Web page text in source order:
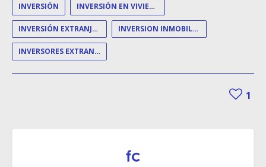
INVERSIÓN INVERSIÓN EN VIVIENDA
INVERSIÓN EXTRANJERA INVERSION INMOBILIARIA
INVERSORES EXTRANJEROS
1